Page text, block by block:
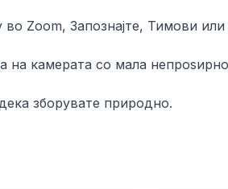
Zoom, Запознајте, Тимови или
на камерата со мала
зборувате природно.